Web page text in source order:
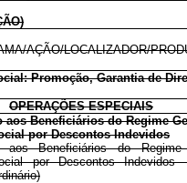
AÇÃO/LOCALIZADOR/
Promoção, Garantia de
OPERAÇÕES ESPECIAIS
aos Beneficiários do Regime
por Descontos Indevidos
aos Beneficiários do
por Descontos Indevidos